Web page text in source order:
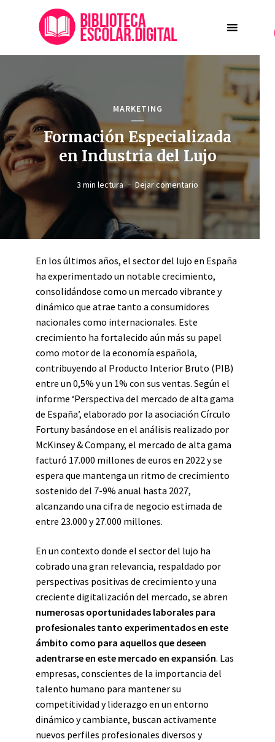
MARKETING
Formación Especializada
en Industria del Lujo
3 min lectura Dejar comentario
En los últimos años, el sector del lujo en España
ha experimentado un notable crecimiento,
consolidándose como un mercado vibrante y
dinámico que atrae tanto a consumidores
nacionales como internacionales. Este
crecimiento ha fortalecido aún más su papel
como motor de la economía española,
contribuyendo al Producto Interior Bruto (PIB)
entre un 0,5% y un 1% con sus ventas. Según el
informe ‘Perspectiva del mercado de alta gama
de España’, elaborado por la asociación Círculo
Fortuny basándose en el análisis realizado por
McKinsey & Company, el mercado de alta gama
facturó 17.000 millones de euros en 2022 y se
espera que mantenga un ritmo de crecimiento
sostenido del 7-9% anual hasta 2027,
alcanzando una cifra de negocio estimada de
entre 23.000 y 27.000 millones.
En un contexto donde el sector del lujo ha
cobrado una gran relevancia, respaldado por
perspectivas positivas de crecimiento y una
creciente digitalización del mercado, se abren
numerosas oportunidades laborales para
profesionales tanto experimentados en este
ámbito como para aquellos que deseen
adentrarse en este mercado en expansión. Las
empresas, conscientes de la importancia del
talento humano para mantener su
competitividad y liderazgo en un entorno
dinámico y cambiante, buscan activamente
nuevos perfiles profesionales diversos y